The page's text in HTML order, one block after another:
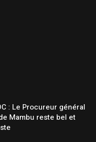
: Le Procureur général
Mambu reste bel et